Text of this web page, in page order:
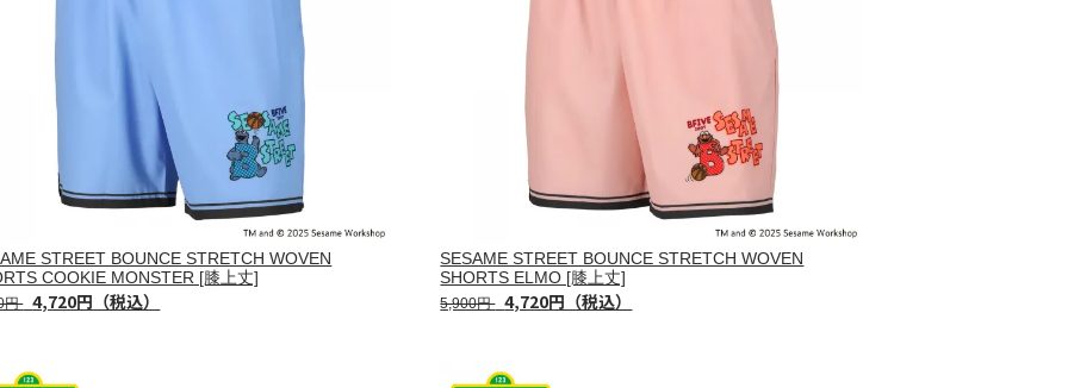
STREET BOUNCE STRETCH WOVEN
COOKIE MONSTER [膝上丈]
円 4,720円（税込）
SESAME STREET BOUNCE STRETCH WOVEN
SHORTS ELMO [膝上丈]
5,900円 4,720円（税込）